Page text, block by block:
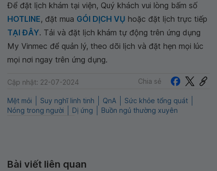
Để đặt lịch khám tại viện, Quý khách vui lòng bấm số
HOTLINE, đặt mua GÓI DỊCH VỤ hoặc đặt lịch trực tiếp
TẠI ĐÂY. Tải và đặt lịch khám tự động trên ứng dụng
My Vinmec để quản lý, theo dõi lịch và đặt hẹn mọi lúc
mọi nơi ngay trên ứng dụng.
Cập nhật: 22-07-2024 Chia sẻ
Mệt mỏi Suy nghĩ linh tinh QnA
Sức khỏe tổng quát
Nóng trong người
Dị ứng Buồn ngủ thường xuyên
Bài viết liên quan